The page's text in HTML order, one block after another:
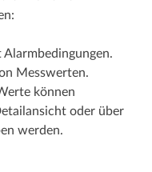
Messwerten.
können
oder über
werden.